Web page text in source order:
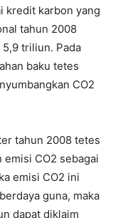
kredit karbon yang
tahun 2008
5,9 triliun. Pada
baku tetes
CO2
tahun 2008 tetes
CO2 sebagai
emisi CO2 ini
guna, maka
dapat diklaim